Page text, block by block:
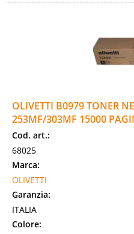
OLIVETTI B0979 TONER
253MF/303MF 15000
Cod. art.:
68025
Marca:
OLIVETTI
Garanzia:
ITALIA
Colore: